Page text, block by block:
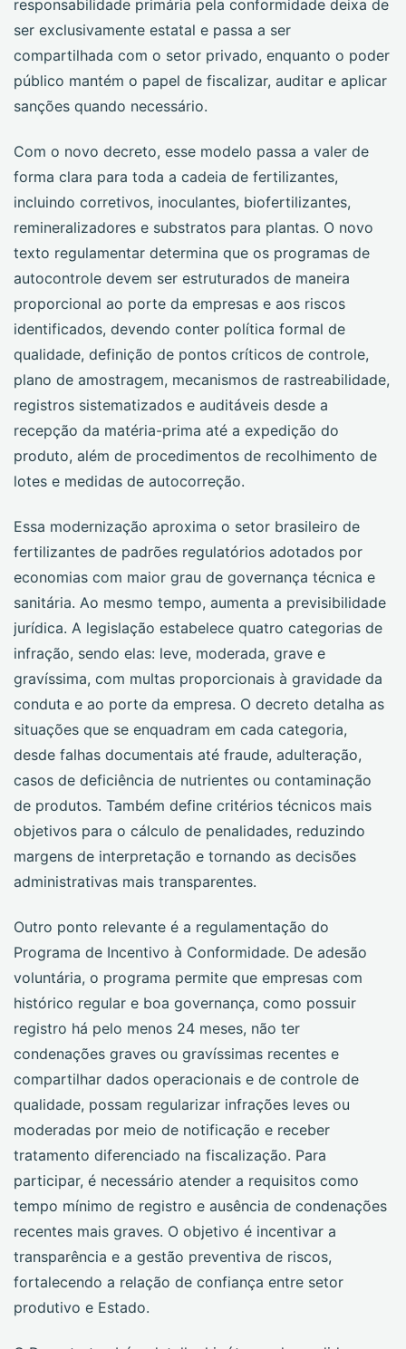
responsabilidade primária pela conformidade deixa de
ser exclusivamente estatal e passa a ser
compartilhada com o setor privado, enquanto o poder
público mantém o papel de fiscalizar, auditar e aplicar
sanções quando necessário.
Com o novo decreto, esse modelo passa a valer de
forma clara para toda a cadeia de fertilizantes,
incluindo corretivos, inoculantes, biofertilizantes,
remineralizadores e substratos para plantas. O novo
texto regulamentar determina que os programas de
autocontrole devem ser estruturados de maneira
proporcional ao porte da empresas e aos riscos
identificados, devendo conter política formal de
qualidade, definição de pontos críticos de controle,
plano de amostragem, mecanismos de rastreabilidade,
registros sistematizados e auditáveis desde a
recepção da matéria-prima até a expedição do
produto, além de procedimentos de recolhimento de
lotes e medidas de autocorreção.
Essa modernização aproxima o setor brasileiro de
fertilizantes de padrões regulatórios adotados por
economias com maior grau de governança técnica e
sanitária. Ao mesmo tempo, aumenta a previsibilidade
jurídica. A legislação estabelece quatro categorias de
infração, sendo elas: leve, moderada, grave e
gravíssima, com multas proporcionais à gravidade da
conduta e ao porte da empresa. O decreto detalha as
situações que se enquadram em cada categoria,
desde falhas documentais até fraude, adulteração,
casos de deficiência de nutrientes ou contaminação
de produtos. Também define critérios técnicos mais
objetivos para o cálculo de penalidades, reduzindo
margens de interpretação e tornando as decisões
administrativas mais transparentes.
Outro ponto relevante é a regulamentação do
Programa de Incentivo à Conformidade. De adesão
voluntária, o programa permite que empresas com
histórico regular e boa governança, como possuir
registro há pelo menos 24 meses, não ter
condenações graves ou gravíssimas recentes e
compartilhar dados operacionais e de controle de
qualidade, possam regularizar infrações leves ou
moderadas por meio de notificação e receber
tratamento diferenciado na fiscalização. Para
participar, é necessário atender a requisitos como
tempo mínimo de registro e ausência de condenações
recentes mais graves. O objetivo é incentivar a
transparência e a gestão preventiva de riscos,
fortalecendo a relação de confiança entre setor
produtivo e Estado.